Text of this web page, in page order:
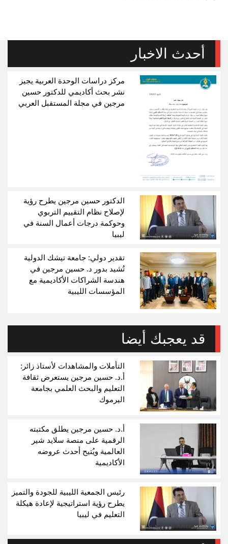
أحدث الاخبار
مركز دراسات الوحدة العربية يجيز
نشر بحث أكاديمي للدكتور حسين
مرجين في مجلة المستقبل العربي
الدكتور حسين مرجين يطرح رؤية
لإصلاح نظام التقييم التربوي
وحوكمة درجات أعمال السنة في
ليبيا
تقدير دولي: جامعة تيشك الدولية
تُشيد بدور د. حسين مرجين في
هندسة الشراكات الأكاديمية مع
المؤسسات الليبية
قد يعجبك أيضا
التأملات والمشاهدات لأستاذ زائر:
أ.د. حسين مرجين يستعرض ثقافة
التعليم والبحث العلمي بجامعة
اليرموك
أ.د. حسين مرجين يطلق مكتبته
الرقمية على منصة سلايد شير
العالمية ويُتيح أحدث عروضه
الأكاديمية
رئيس الجمعية الليبية للجودة والتميز
يطرح رؤية استراتيجية لإعادة هيكلة
التعليم في ليبيا